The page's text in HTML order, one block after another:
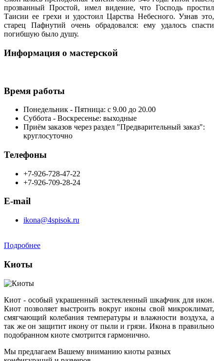
прозванный Простой, имел видение, что Господь простил
Таисии ее грехи и удостоил Царства Небесного. Узнав это,
старец Пафнутий очень обрадовался: ему удалось спасти
погибшую было душу.
Информация о мастерской
Время работы
Понедельник - Пятница: с 9.00 до 20.00
Суббота - Воскресенье: выходные
Приём заказов через раздел "Предварительный заказ":
круглосуточно
Телефоны
+7-926-728-47-22
+7-926-709-28-24
E-mail
ikona@4spisok.ru
Подробнее
Киоты
Киот - особый украшенный застекленный шкафчик для икон.
Киот позволяет выстроить вокруг иконы свой микроклимат,
смягчающий колебания температуры и влажности воздуха, а
так же он защитит икону от пыли и грязи. Икона в правильно
подобранном киоте смотрится гармонично.
Мы предлагаем Вашему вниманию киоты разных